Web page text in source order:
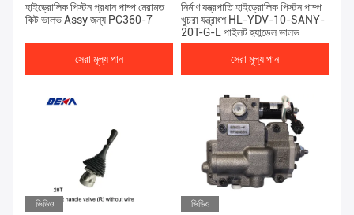
হাইড্রোলিক পিস্টন প্রধান পাম্প মেরামত
কিট ভালভ Assy জন্য PC360-7
সেরা মূল্য পান
নির্মাণ যন্ত্রপাতি হাইড্রোলিক পিস্টন পাম্প
খুচরা যন্ত্রাংশ HL-YDV-10-SANY-
20T-G-L পাইলট হ্যান্ডেল ভালভ
সেরা মূল্য পান
ভিডিও ভিডিও